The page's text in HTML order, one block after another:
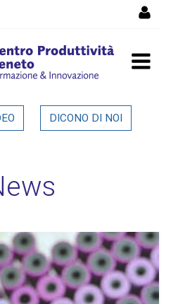
evidenza
DICONO DI NOI